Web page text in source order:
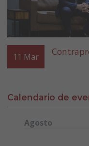
11 Mar
Calendario de
Agosto